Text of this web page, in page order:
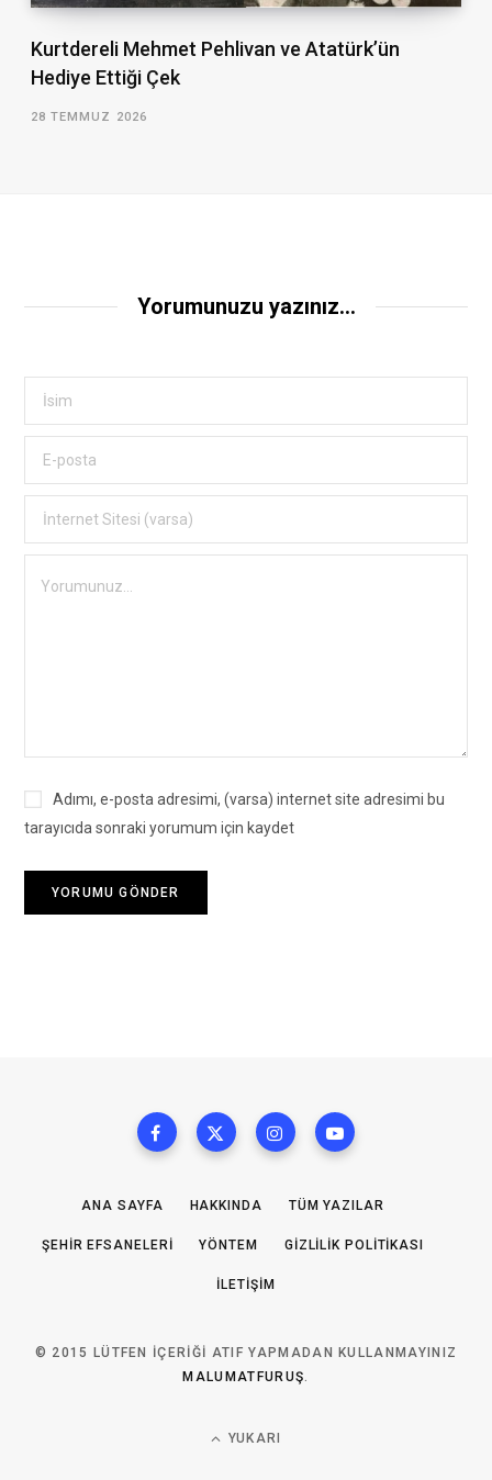
Kurtdereli Mehmet Pehlivan ve Atatürk’ün
Hediye Ettiği Çek
28 TEMMUZ 2026
Yorumunuzu yazınız...
Adımı, e-posta adresimi, (varsa) internet site adresimi bu
tarayıcıda sonraki yorumum için kaydet
ANA SAYFA HAKKINDA TÜM YAZILAR
ŞEHIR EFSANELERI YÖNTEM GIZLILIK POLITIKASI
İLETIŞIM
© 2015 LÜTFEN IÇERIĞI ATIF YAPMADAN KULLANMAYINIZ
MALUMATFURUŞ.
YUKARI